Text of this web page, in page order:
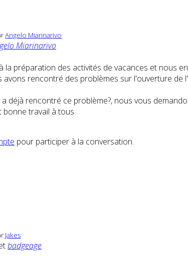
Angelo Miarinarivo
Miarinarivo
la préparation des activités de vacances et nous
rencontré des problèmes sur l'ouverture de
a déjà rencontré ce problème?, nous vous
bonne travail à tous
pour participer à la conversation.
Jakes
badgeage